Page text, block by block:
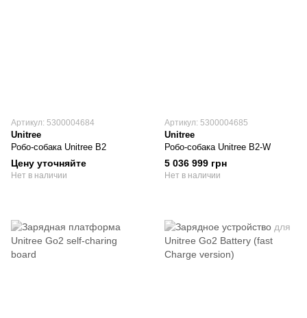
Артикул: 5300004684
Unitree
Робо-собака Unitree B2
Цену уточняйте
Нет в наличии
Артикул: 5300004685
Unitree
Робо-собака Unitree B2-W
5 036 999 грн
Нет в наличии